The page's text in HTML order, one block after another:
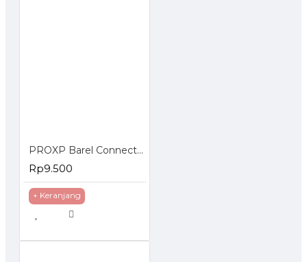
PROXP Barel Connector RJ45 1 to 1 Cat6 Inline Coupler
Rp9.500
+ Keranjang